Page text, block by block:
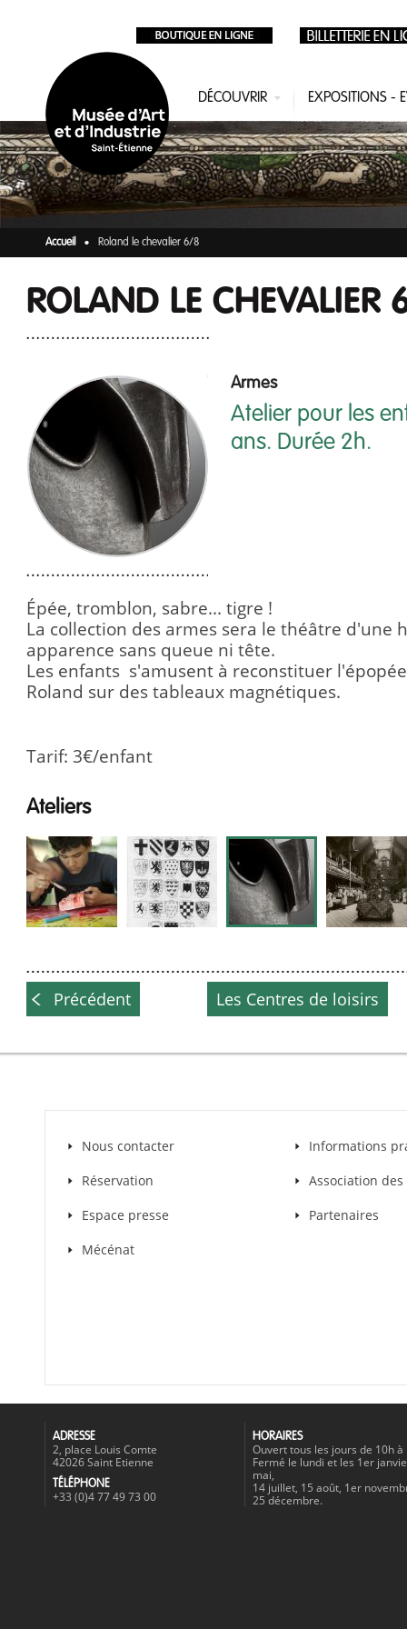
DÉCOUVRIR EXPOSITIONS -
Accueil Roland le chevalier 6/8
ROLAND LE CHEVALIER
Armes
Atelier pour les
ans. Durée 2h.
Épée, tromblon, sabre... tigre !
La collection des armes sera le théâtre d'une
apparence sans queue ni tête.
Les enfants s'amusent à reconstituer
Roland sur des tableaux magnétiques.
Tarif: 3€/enfant
Ateliers
Précédent Les Centres de loisirs
Nous contacter
Informations
Réservation
Association
Espace presse
Partenaires
Mécénat
ADRESSE
2, place Louis Comte
42026 Saint Etienne
TÉLÉPHONE
+33 (0)4 77 49 73 00
HORAIRES
Ouvert tous les jours de 10h à
Fermé le lundi et les 1er
mai,
14 juillet, 15 août, 1er
25 décembre.